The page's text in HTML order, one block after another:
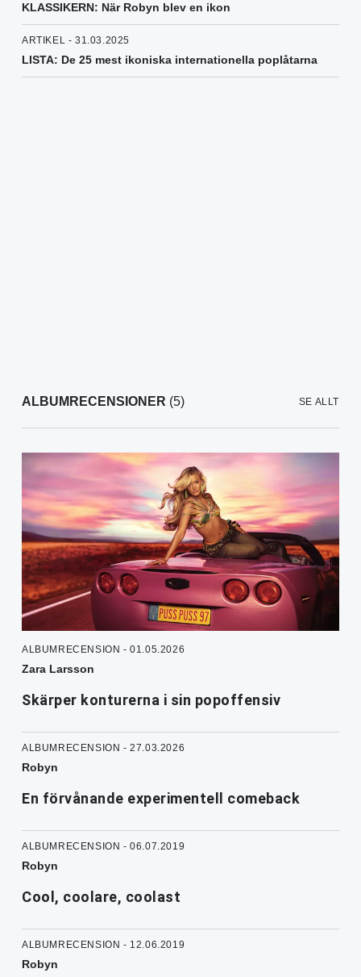
KLASSIKERN: När Robyn blev en ikon
ARTIKEL - 31.03.2025
LISTA: De 25 mest ikoniska internationella poplåtarna
ALBUMRECENSIONER (5) SE ALLT
ALBUMRECENSION - 01.05.2026
Zara Larsson
Skärper konturerna i sin popoffensiv
ALBUMRECENSION - 27.03.2026
Robyn
En förvånande experimentell comeback
ALBUMRECENSION - 06.07.2019
Robyn
Cool, coolare, coolast
ALBUMRECENSION - 12.06.2019
Robyn